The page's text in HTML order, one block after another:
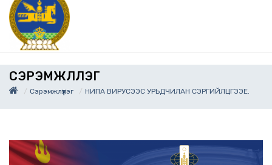
СЭРЭМЖЛҮҮЛЭГ
Сэрэмжлүүлэг НИПА ВИРУСЭЭС УРЬДЧИЛАН СЭРГИЙЛЦГЭЭЕ.